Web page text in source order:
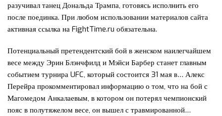
разучивал танец Дональда Трампа, готовясь исполнить его
после поединка. При любом использовании материалов сайта
активная ссылка на FightTime.ru обязательна.
Потенциальный претендентский бой в женском наилегчайшем
весе между Эрин Блэнчфилд и Мэйси Барбер станет главным
событием турнира UFC, который состоится 31 мая в… Алекс
Перейра прокомментировал информацию о том, что на бой с
Магомедом Анкалаевым, в котором он потерял чемпионский
пояс в полутяжелом весе, он вышел с травмированной…